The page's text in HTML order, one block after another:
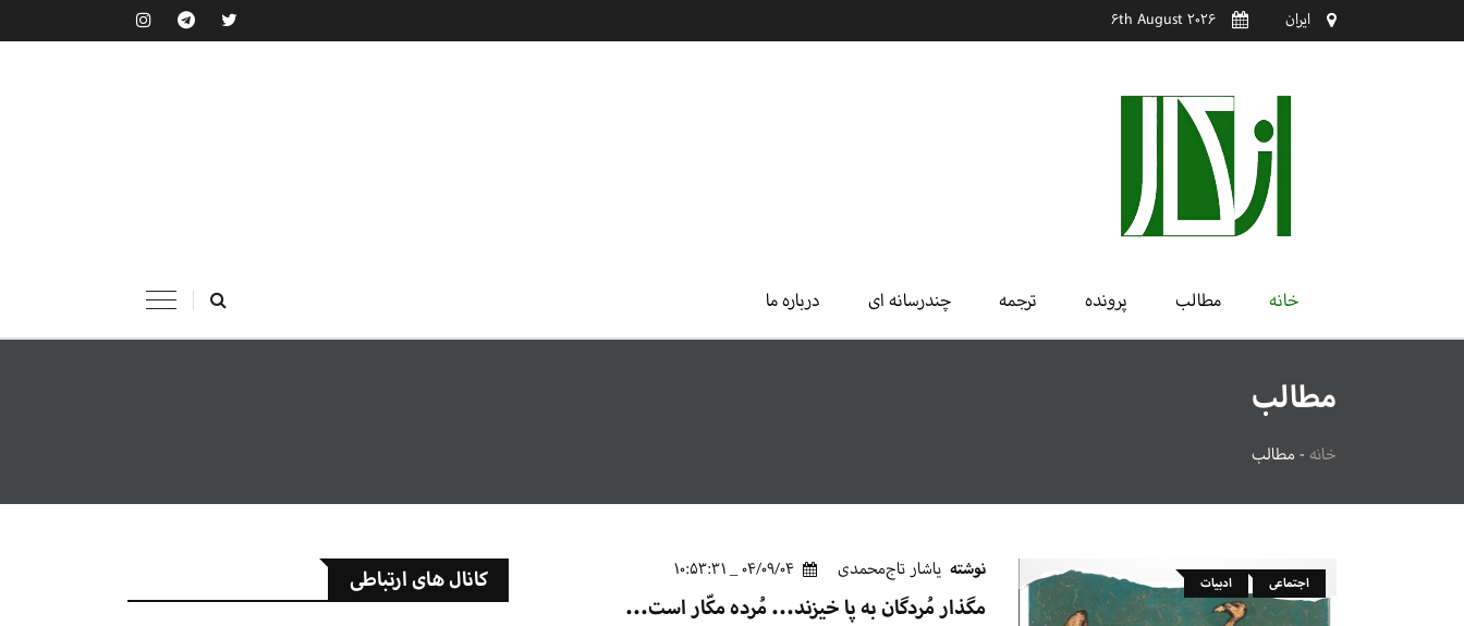
ایران 6th August 2026
خانه مطالب پرونده ترجمه چندرسانه ای درباره ما
مطالب
خانه - مطالب
اجتماعی ادبیات
نوشته یاشار تاج‌محمدی 04/09/04 _ 10:53:31
مگذار مُردگان به پا خیزند... مُرده مکّار است...
کانال های ارتباطی